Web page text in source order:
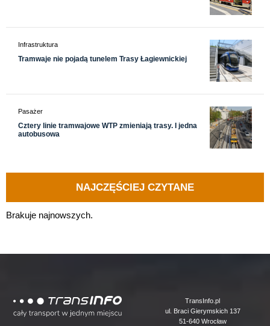
Infrastruktura
Tramwaje nie pojadą tunelem Trasy Łagiewnickiej
Pasażer
Cztery linie tramwajowe WTP zmieniają trasy. I jedna
autobusowa
NAJCZĘŚCIEJ CZYTANE
Brakuje najnowszych.
Logo
TransInfo.pl
ul. Braci Gierymskich 137
51-640 Wrocław